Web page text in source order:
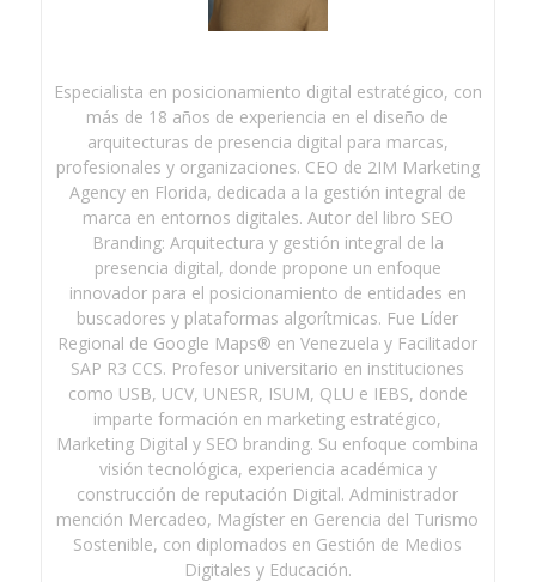
Especialista en posicionamiento digital estratégico, con
más de 18 años de experiencia en el diseño de
arquitecturas de presencia digital para marcas,
profesionales y organizaciones. CEO de 2IM Marketing
Agency en Florida, dedicada a la gestión integral de
marca en entornos digitales. Autor del libro SEO
Branding: Arquitectura y gestión integral de la
presencia digital, donde propone un enfoque
innovador para el posicionamiento de entidades en
buscadores y plataformas algorítmicas. Fue Líder
Regional de Google Maps® en Venezuela y Facilitador
SAP R3 CCS. Profesor universitario en instituciones
como USB, UCV, UNESR, ISUM, QLU e IEBS, donde
imparte formación en marketing estratégico,
Marketing Digital y SEO branding. Su enfoque combina
visión tecnológica, experiencia académica y
construcción de reputación Digital. Administrador
mención Mercadeo, Magíster en Gerencia del Turismo
Sostenible, con diplomados en Gestión de Medios
Digitales y Educación.